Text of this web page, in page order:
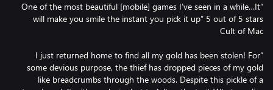
“One of the most beautiful [mobile] games I’ve seen in a while…It
will make you smile the instant you pick it up” 5 out of 5 stars
“I just returned home to find all my gold has been stolen! For
some devious purpose, the thief has dropped pieces of my gold
like breadcrumbs through the woods. Despite this pickle of a